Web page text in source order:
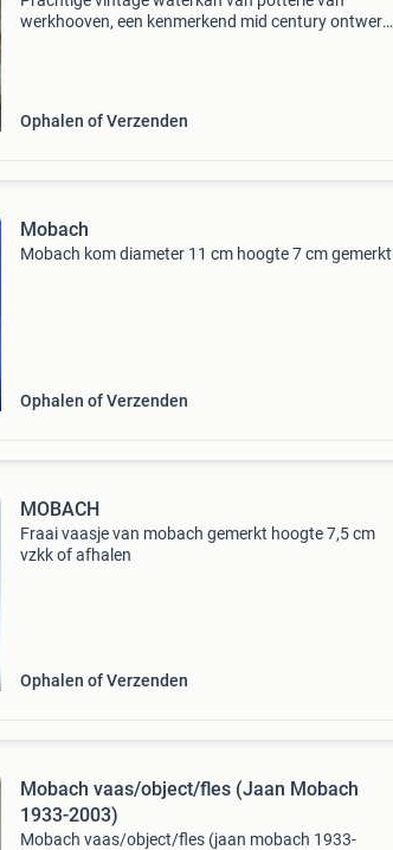
werkhooven, een kenmerkend mid century ontwerp
Ophalen of Verzenden
Mobach
Mobach kom diameter 11 cm hoogte 7 cm gemerkt
Ophalen of Verzenden
MOBACH
Fraai vaasje van mobach gemerkt hoogte 7,5 cm
vzkk of afhalen
Ophalen of Verzenden
Mobach vaas/object/fles (Jaan Mobach
1933-2003)
Mobach vaas/object/fles (jaan mobach 1933-